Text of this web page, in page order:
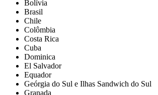
Bolívia
Brasil
Chile
Colômbia
Costa Rica
Cuba
Dominica
El Salvador
Equador
Geórgia do Sul e Ilhas Sandwich do Sul
Granada